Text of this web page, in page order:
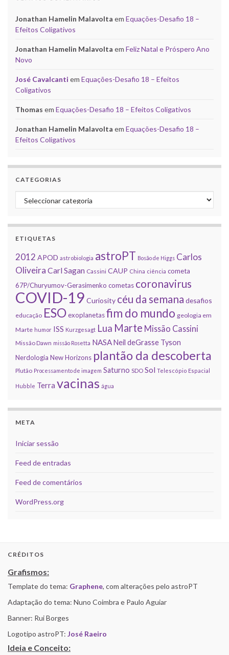
Jonathan Hamelin Malavolta em Equações-Desafio 18 –
Efeitos Coligativos
Jonathan Hamelin Malavolta em Feliz Natal e Próspero Ano
Novo
José Cavalcanti em Equações-Desafio 18 – Efeitos
Coligativos
Thomas em Equações-Desafio 18 – Efeitos Coligativos
Jonathan Hamelin Malavolta em Equações-Desafio 18 –
Efeitos Coligativos
CATEGORIAS
Categorias
ETIQUETAS
2012 APOD astrobiologia astroPT Bosão de Higgs Carlos
Oliveira Carl Sagan Cassini CAUP China ciência cometa
67P/Churyumov-Gerasimenko cometas coronavirus
COVID-19 Curiosity céu da semana desafios
educação ESOexoplanetasfim do mundo geologia em
Marte humor ISS Kurzgesagt Lua Marte Missão Cassini
Missão Dawn missão Rosetta NASANeil deGrasse Tyson
Nerdologia New Horizons plantão da descoberta
Plutão Processamento de imagem Saturno SDO Sol Telescópio Espacial
Hubble Terra vacinas água
META
Iniciar sessão
Feed de entradas
Feed de comentários
WordPress.org
CRÉDITOS
Grafismos:
Template do tema: Graphene, com alterações pelo astroPT
Adaptação do tema: Nuno Coimbra e Paulo Aguiar
Banner: Rui Borges
Logotipo astroPT: José Raeiro
Ideia e Conceito: